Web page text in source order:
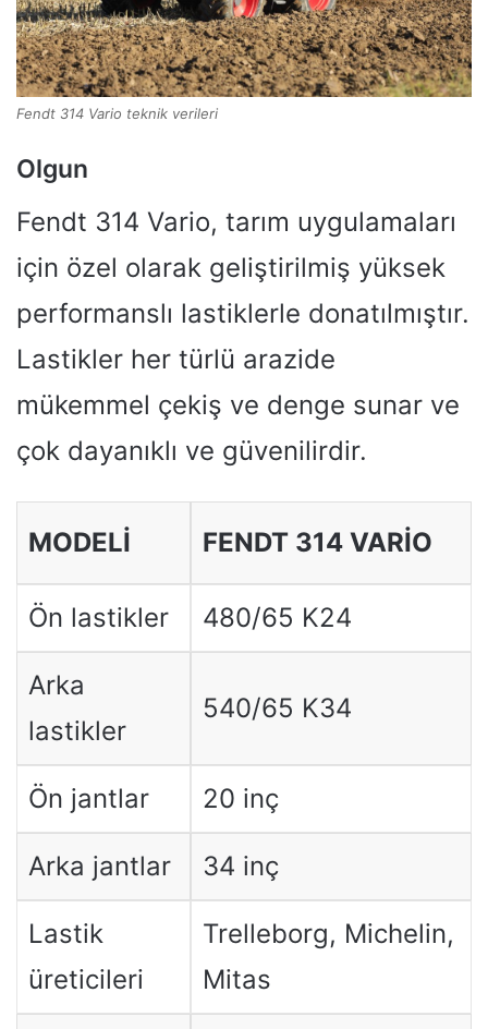
Fendt 314 Vario teknik verileri
Olgun
Fendt 314 Vario, tarım uygulamaları
için özel olarak geliştirilmiş yüksek
performanslı lastiklerle donatılmıştır.
Lastikler her türlü arazide
mükemmel çekiş ve denge sunar ve
çok dayanıklı ve güvenilirdir.
MODELI FENDT 314 VARIO
Ön lastikler 480/65 K24
Arka
lastikler
540/65 K34
Ön jantlar 20 inç
Arka jantlar 34 inç
Lastik
üreticileri
Trelleborg, Michelin,
Mitas